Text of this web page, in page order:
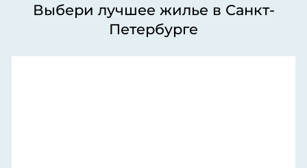
Выбери лучшее жилье в Санкт-
Петербурге